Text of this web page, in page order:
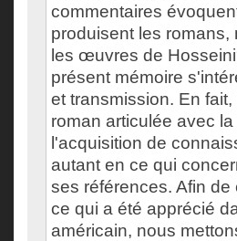
commentaires
produisent les
les œuvres de
présent mémoire
et transmission. En
roman articulée avec
l'acquisition de
autant en ce qui
ses références. Afin
ce qui a été apprécié
américain, nous